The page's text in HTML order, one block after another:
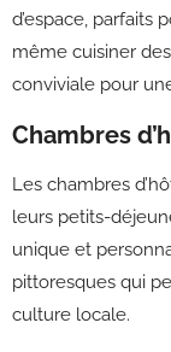
d’espace, parfaits
même cuisiner
conviviale pour
Chambres
Les chambres
leurs petits-
unique et
pittoresques qui
culture locale.